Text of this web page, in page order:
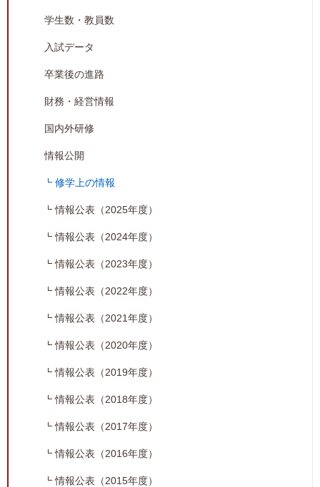
学生数・教員数
入試データ
卒業後の進路
財務・経営情報
国内外研修
情報公開
修学上の情報
情報公表（2025年度）
情報公表（2024年度）
情報公表（2023年度）
情報公表（2022年度）
情報公表（2021年度）
情報公表（2020年度）
情報公表（2019年度）
情報公表（2018年度）
情報公表（2017年度）
情報公表（2016年度）
情報公表（2015年度）